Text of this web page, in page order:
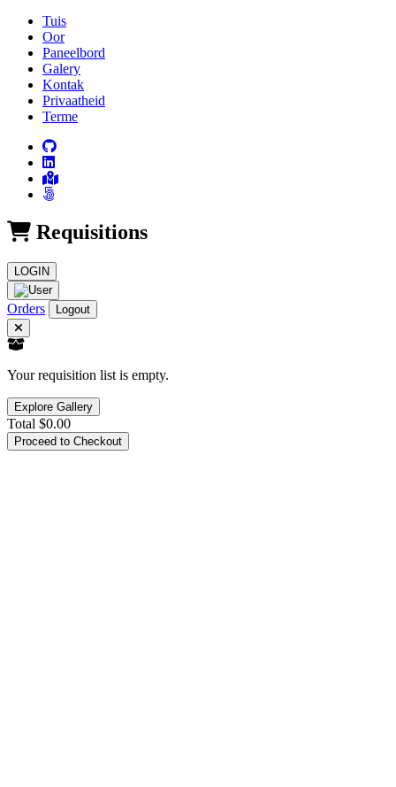
Tuis
Oor
Paneelbord
Galery
Kontak
Privaatheid
Terme
Requisitions
LOGIN
Orders Logout
Your requisition list is empty.
Explore Gallery
Total $0.00
Proceed to Checkout